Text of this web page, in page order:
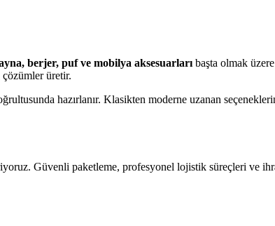
berjer, puf ve mobilya aksesuarları başta olmak
üretir.
hazırlanır. Klasikten moderne uzanan
Güvenli paketleme, profesyonel lojistik süreçleri ve